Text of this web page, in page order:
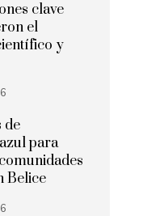
clave
el
y
de
para
Belice